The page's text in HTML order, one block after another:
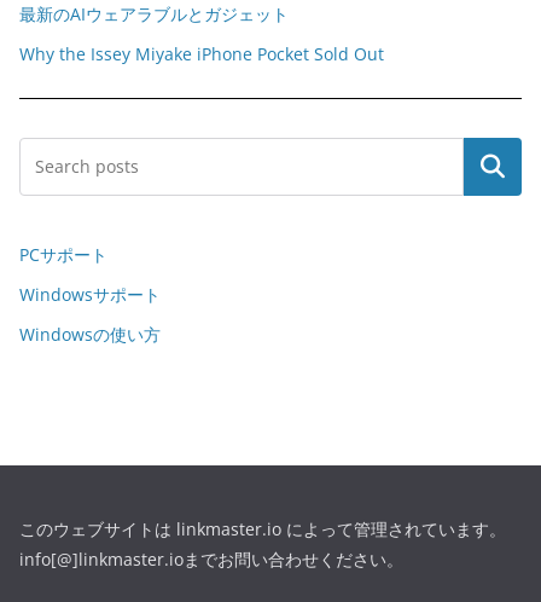
最新のAIウェアラブルとガジェット
Why the Issey Miyake iPhone Pocket Sold Out
Search
PCサポート
Windowsサポート
Windowsの使い方
このウェブサイトは linkmaster.io によって管理されています。
info[@]linkmaster.ioまでお問い合わせください。